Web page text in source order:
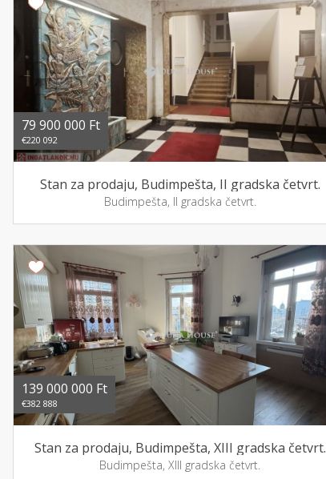
79 900 000 Ft
€220 092
Stan za prodaju, Budimpešta, II gradska četvrt.
Budimpešta, II gradska četvrt.
139 000 000 Ft
€382 888
Stan za prodaju, Budimpešta, XIII gradska četvrt.
Budimpešta, XIII gradska četvrt.